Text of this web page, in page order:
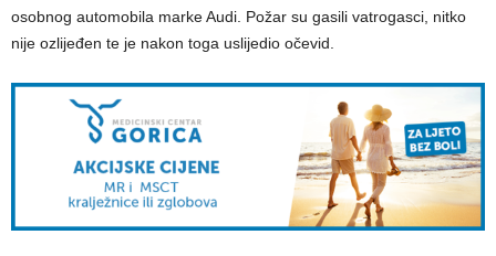
osobnog automobila marke Audi. Požar su gasili vatrogasci, nitko
nije ozlijeđen te je nakon toga uslijedio očevid.